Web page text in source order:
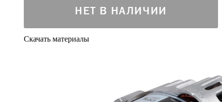
НЕТ В НАЛИЧИИ
Скачать материалы